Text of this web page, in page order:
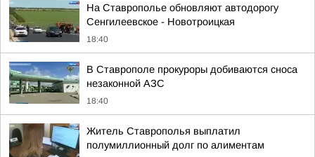
На Ставрополье обновляют автодорогу
Сенгилеевское - Новотроицкая
18:40
В Ставрополе прокуроры добиваются сноса
незаконной АЗС
18:40
Житель Ставрополья выплатил
полумиллионный долг по алиментам